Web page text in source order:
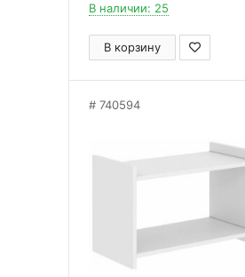
В наличии: 25
В корзину
740594